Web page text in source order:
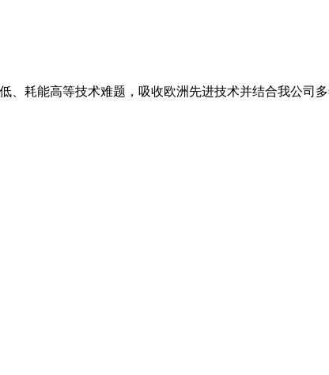
、耗能高等技术难题，吸收欧洲先进技术并结合我公司